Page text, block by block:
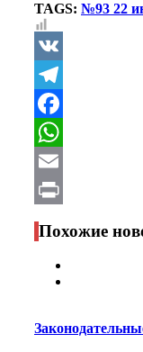
TAGS: №93 22
VK
Telegram
Facebook
WhatsApp
Email
Print
Похожие